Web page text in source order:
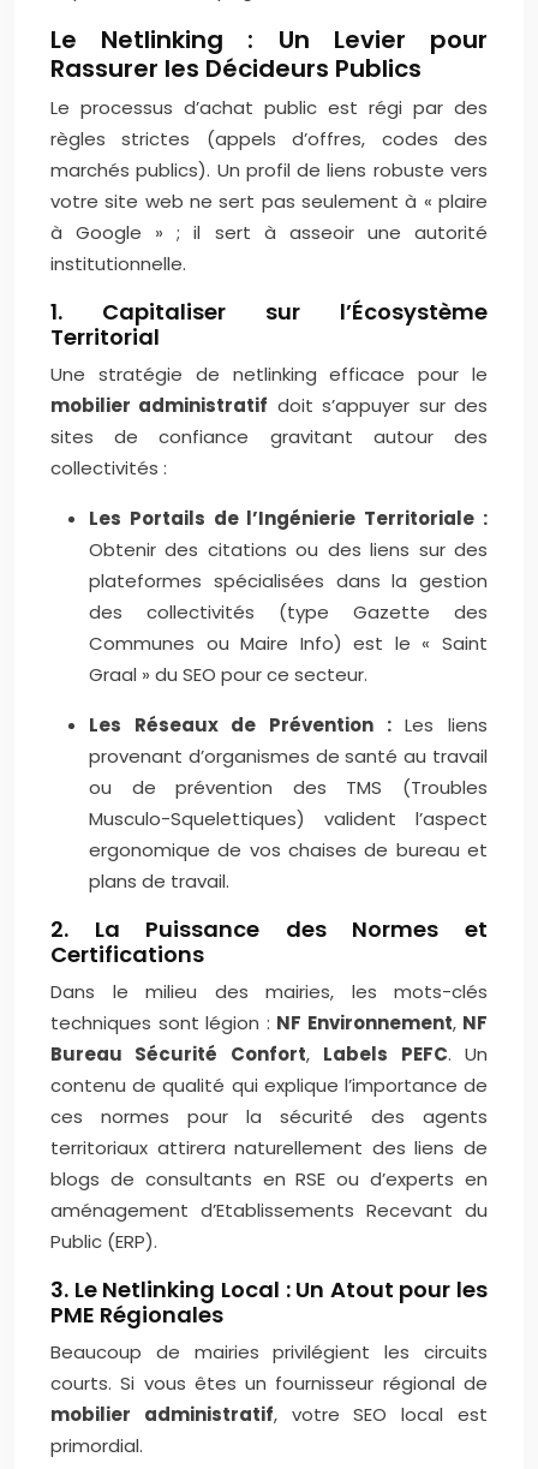
Le Netlinking : Un Levier pour
Rassurer les Décideurs Publics
Le processus d’achat public est régi par des
règles strictes (appels d’offres, codes des
marchés publics). Un profil de liens robuste vers
votre site web ne sert pas seulement à « plaire
à Google » ; il sert à asseoir une autorité
institutionnelle.
1. Capitaliser sur l’Écosystème
Territorial
Une stratégie de netlinking efficace pour le
mobilier administratif doit s’appuyer sur des
sites de confiance gravitant autour des
collectivités :
Les Portails de l’Ingénierie Territoriale :
Obtenir des citations ou des liens sur des
plateformes spécialisées dans la gestion
des collectivités (type Gazette des
Communes ou Maire Info) est le « Saint
Graal » du SEO pour ce secteur.
Les Réseaux de Prévention :Les liens
provenant d’organismes de santé au travail
ou de prévention des TMS (Troubles
Musculo-Squelettiques) valident l’aspect
ergonomique de vos chaises de bureau et
plans de travail.
2. La Puissance des Normes et
Certifications
Dans le milieu des mairies, les mots-clés
techniques sont légion : NF Environnement, NF
Bureau Sécurité Confort, Labels PEFC. Un
contenu de qualité qui explique l’importance de
ces normes pour la sécurité des agents
territoriaux attirera naturellement des liens de
blogs de consultants en RSE ou d’experts en
aménagement d’Etablissements Recevant du
Public (ERP).
3. Le Netlinking Local : Un Atout pour les
PME Régionales
Beaucoup de mairies privilégient les circuits
courts. Si vous êtes un fournisseur régional de
mobilier administratif, votre SEO local est
primordial.